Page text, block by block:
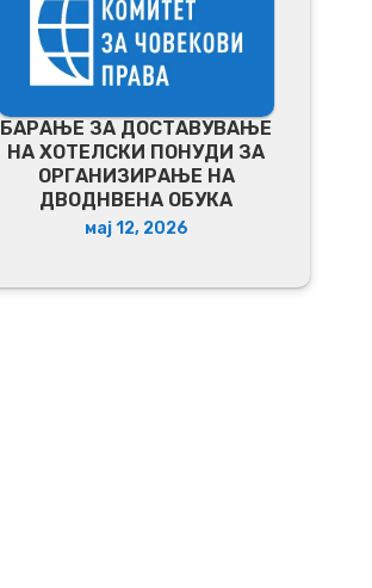
БАРАЊЕ ЗА ДОСТАВУВАЊЕ
НA ХОТЕЛСКИ ПОНУДИ ЗА
ОРГАНИЗИРАЊЕ НА
ДВОДНВЕНА ОБУКА
мај 12, 2026